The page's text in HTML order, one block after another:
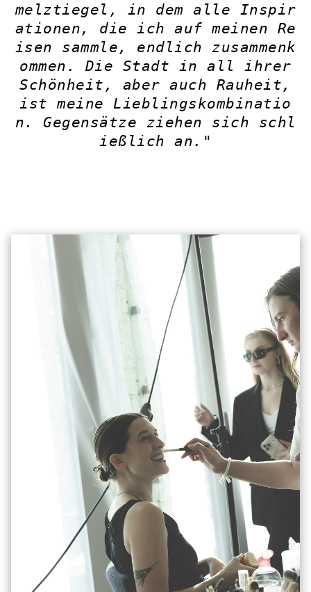
melztiegel, in dem alle Inspir
ationen, die ich auf meinen Re
isen sammle, endlich zusammenk
ommen. Die Stadt in all ihrer
Schönheit, aber auch Rauheit,
ist meine Lieblingskombinatio
n. Gegensätze ziehen sich schl
ießlich an."